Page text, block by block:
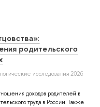
родительского
исследования 2026
доходов родителей в
труда в России. Также